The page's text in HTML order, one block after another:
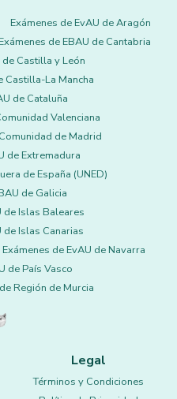
Exámenes de EvAU de Aragón
Exámenes de EBAU de Cantabria
de Castilla y León
Castilla-La Mancha
de Cataluña
Valenciana
de Madrid
de Extremadura
de España (UNED)
de Galicia
de Islas Baleares
de Islas Canarias
Exámenes de EvAU de Navarra
de País Vasco
Región de Murcia
Legal
Términos y Condiciones